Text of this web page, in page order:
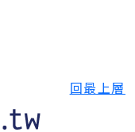
回最上層